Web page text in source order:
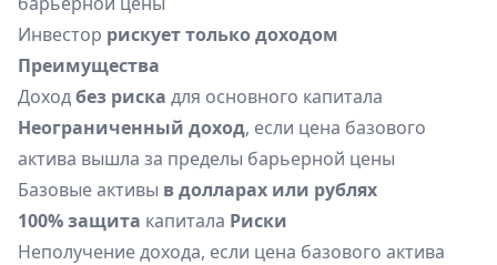
Инвестор рискует только доходом
Преимущества
Доходбез риска для основного капитала
Неограниченный доход, если цена базового
актива вышла за пределы барьерной цены
Базовые активы в долларах или рублях
100% защита капитала Риски
Неполучение дохода, если цена базового актива